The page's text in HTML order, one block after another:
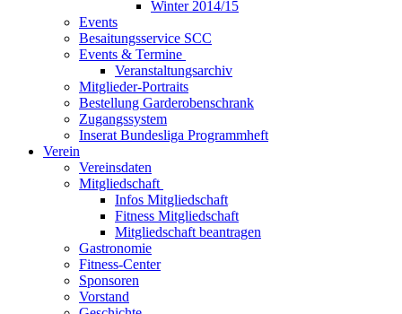
Winter 2014/15
Events
Besaitungsservice SCC
Events & Termine
Veranstaltungsarchiv
Mitglieder-Portraits
Bestellung Garderobenschrank
Zugangssystem
Inserat Bundesliga Programmheft
Verein
Vereinsdaten
Mitgliedschaft
Infos Mitgliedschaft
Fitness Mitgliedschaft
Mitgliedschaft beantragen
Gastronomie
Fitness-Center
Sponsoren
Vorstand